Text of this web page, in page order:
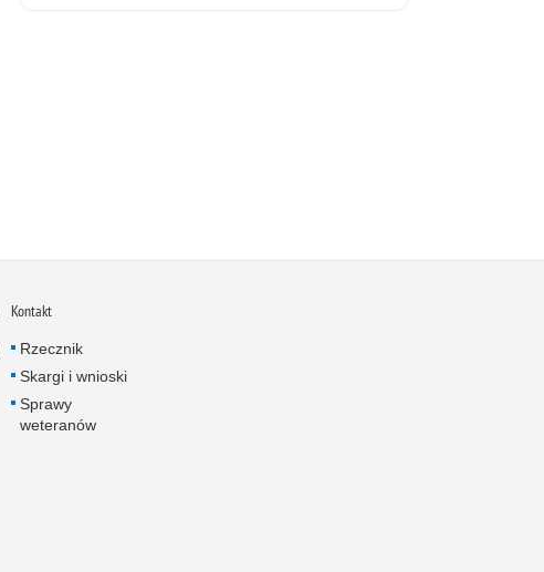
Nietrzeźwi kierujący
Nietrzeźwi opiekunowie
Kontakt
Rzecznik
Skargi i wnioski
Sprawy
weteranów